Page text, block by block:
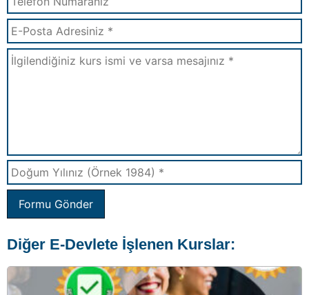
Formu Gönder
Diğer E-Devlete İşlenen Kurslar: